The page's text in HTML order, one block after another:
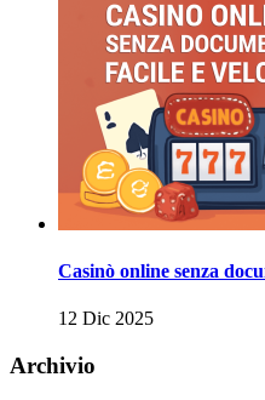
Casinò online senza
12 Dic 2025
Archivio